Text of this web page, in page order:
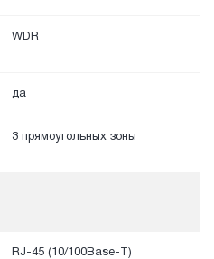
WDR
да
3 прямоугольных зоны
RJ-45 (10/100Base-T)